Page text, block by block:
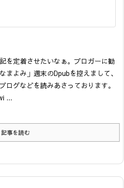
を定着させたいなぁ。 ブロガーに勧
まよみ」 週末のDpubを控えまして、
ログなどを読みあさっております。
...
記事を読む